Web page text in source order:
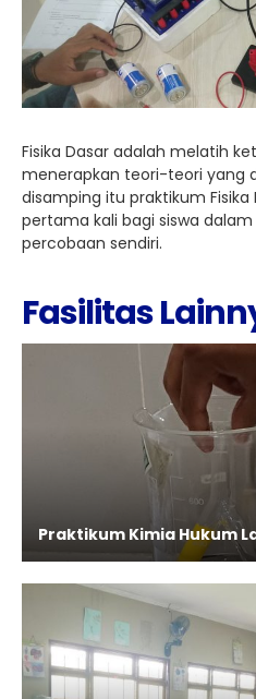
Fisika Dasar adalah melatih
menerapkan teori-teori yang
disamping itu praktikum
pertama kali bagi siswa
percobaan sendiri.
Fasilitas
Praktikum Kimia Hukum